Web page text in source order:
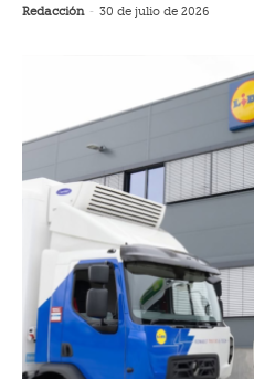
Redacción - 30 de julio de 2026